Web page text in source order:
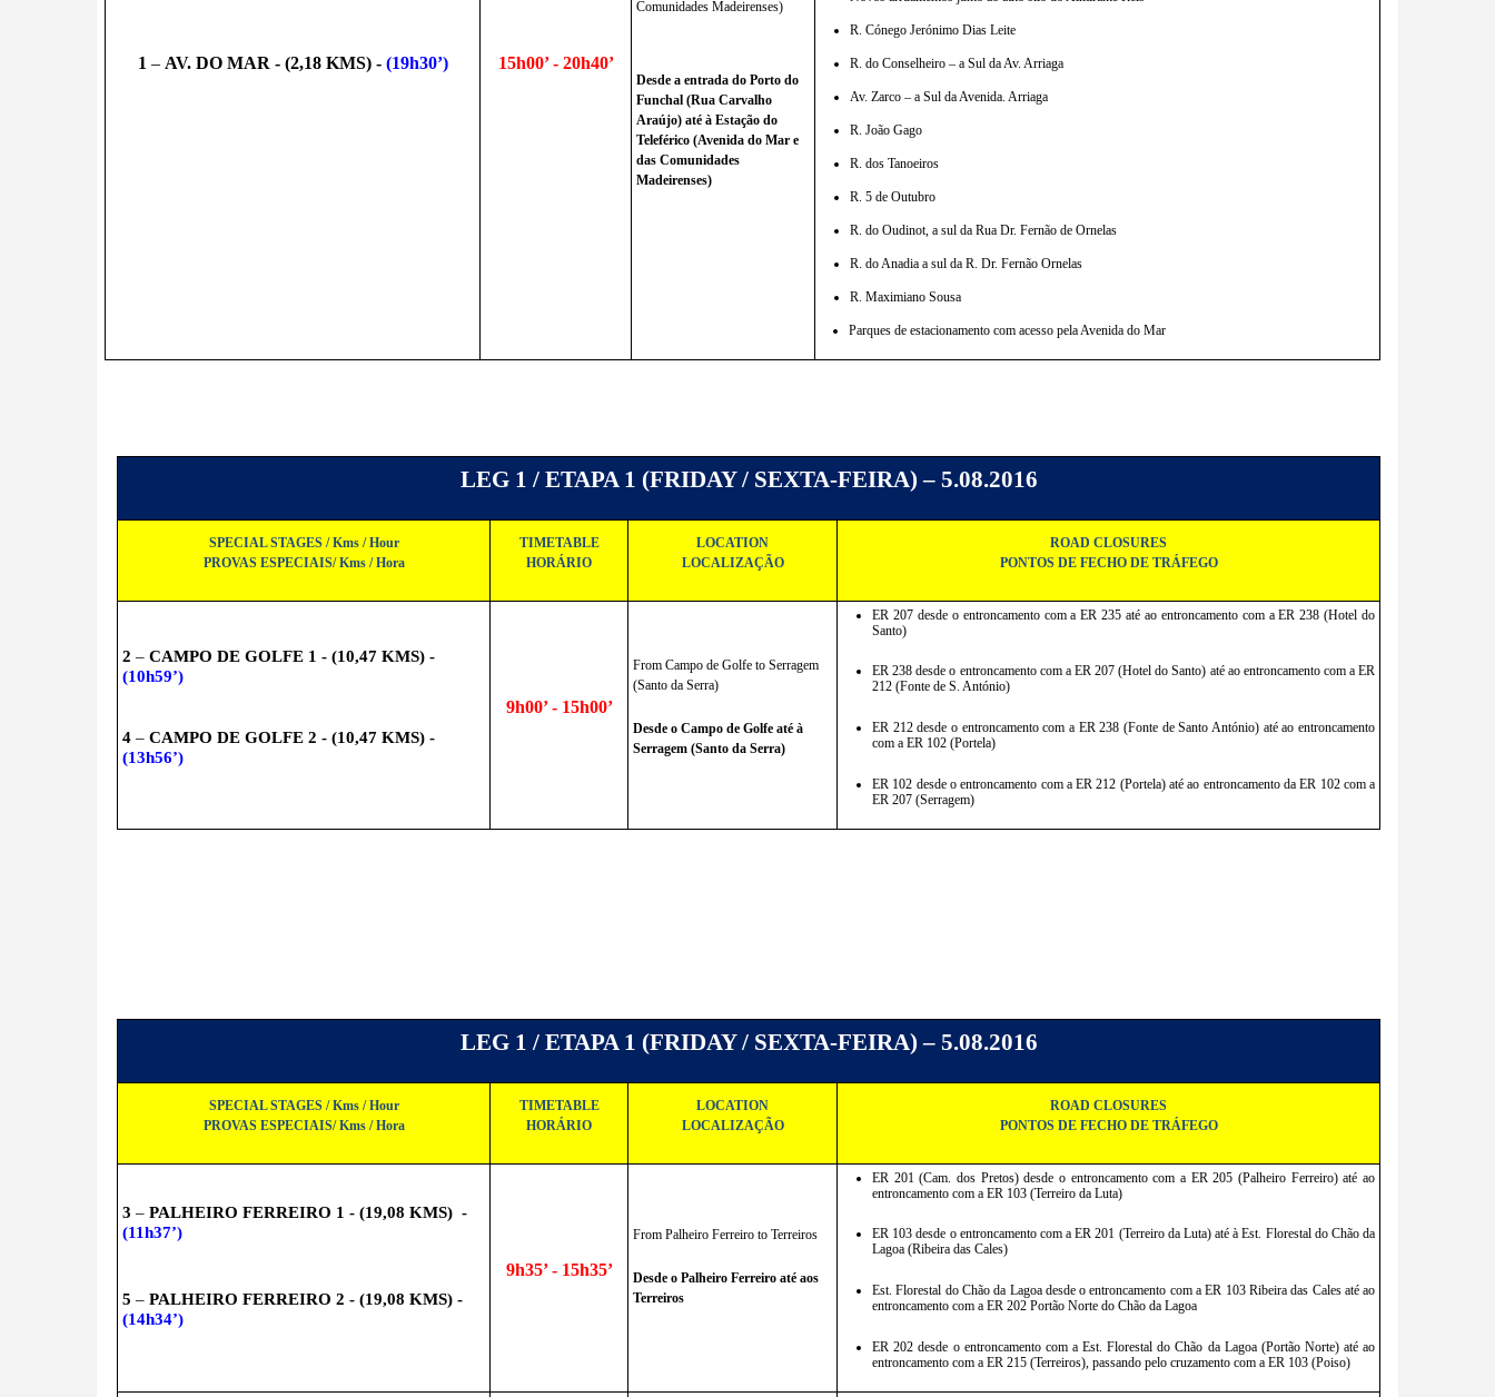
1 – AV. DO MAR - (2,18 KMS) - (19h30’) 15h00’ - 20h40’
Comunidades Madeirenses)
Desde a entrada do Porto do
Funchal (Rua Carvalho
Araújo) até à Estação do
Teleférico (Avenida do Mar e
das Comunidades
Madeirenses)
R. Cónego Jerónimo Dias Leite
R. do Conselheiro – a Sul da Av. Arriaga
Av. Zarco – a Sul da Avenida. Arriaga
R. João Gago
R. dos Tanoeiros
R. 5 de Outubro
R. do Oudinot, a sul da Rua Dr. Fernão de Ornelas
R. do Anadia a sul da R. Dr. Fernão Ornelas
R. Maximiano Sousa
Parques de estacionamento com acesso pela Avenida do Mar
LEG 1 / ETAPA 1 (FRIDAY / SEXTA-FEIRA) – 5.08.2016
SPECIAL STAGES / Kms / Hour
PROVAS ESPECIAIS/ Kms / Hora
TIMETABLE
HORÁRIO
LOCATION
LOCALIZAÇÃO
ROAD CLOSURES
PONTOS DE FECHO DE TRÁFEGO
2 –
(10h59’)
4 –
(13h56’)
9h00’ - 15h00’
From Campo de Golfe to Serragem
(Santo da Serra)
Desde o Campo de Golfe até à
Serragem (Santo da Serra)
ER 207 desde o entroncamento com a ER 235 até ao entroncamento com a ER 238 (Hotel do
Santo)
ER 238 desde o entroncamento com a ER 207 (Hotel do Santo) até ao entroncamento com a ER
212 (Fonte de S. António)
ER 212 desde o entroncamento com a ER 238 (Fonte de Santo António) até ao entroncamento
com a ER 102 (Portela)
ER 102 desde o entroncamento com a ER 212 (Portela) até ao entroncamento da ER 102 com a
ER 207 (Serragem)
LEG 1 / ETAPA 1 (FRIDAY / SEXTA-FEIRA) – 5.08.2016
SPECIAL STAGES / Kms / Hour
PROVAS ESPECIAIS/ Kms / Hora
TIMETABLE
HORÁRIO
LOCATION
LOCALIZAÇÃO
ROAD CLOSURES
PONTOS DE FECHO DE TRÁFEGO
3 –
(11h37’)
5 –
(14h34’)
9h35’ - 15h35’
From Palheiro Ferreiro to Terreiros
Desde o Palheiro Ferreiro até aos
Terreiros
ER 201 (Cam. dos Pretos) desde o entroncamento com a ER 205 (Palheiro Ferreiro) até ao
entroncamento com a ER 103 (Terreiro da Luta)
ER 103 desde o entroncamento com a ER 201 (Terreiro da Luta) até à Est. Florestal do Chão da
Lagoa (Ribeira das Cales)
Est. Florestal do Chão da Lagoa desde o entroncamento com a ER 103 Ribeira das Cales até ao
entroncamento com a ER 202 Portão Norte do Chão da Lagoa
ER 202 desde o entroncamento com a Est. Florestal do Chão da Lagoa (Portão Norte) até ao
entroncamento com a ER 215 (Terreiros), passando pelo cruzamento com a ER 103 (Poiso)